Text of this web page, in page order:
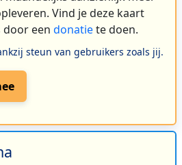
Vind je deze kaart
door een donatiete doen.
steun van gebruikers zoals jij.